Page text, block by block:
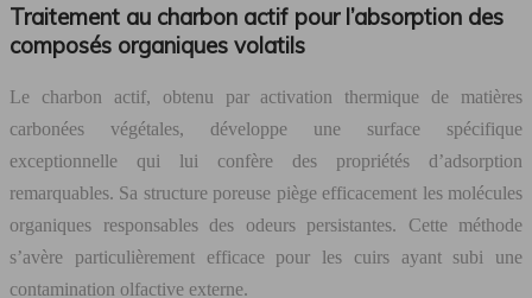
Traitement au charbon actif pour l’absorption des
composés organiques volatils
Le charbon actif, obtenu par activation thermique de matières
carbonées végétales, développe une surface spécifique
exceptionnelle qui lui confère des propriétés d’adsorption
remarquables. Sa structure poreuse piège efficacement les molécules
organiques responsables des odeurs persistantes. Cette méthode
s’avère particulièrement efficace pour les cuirs ayant subi une
contamination olfactive externe.